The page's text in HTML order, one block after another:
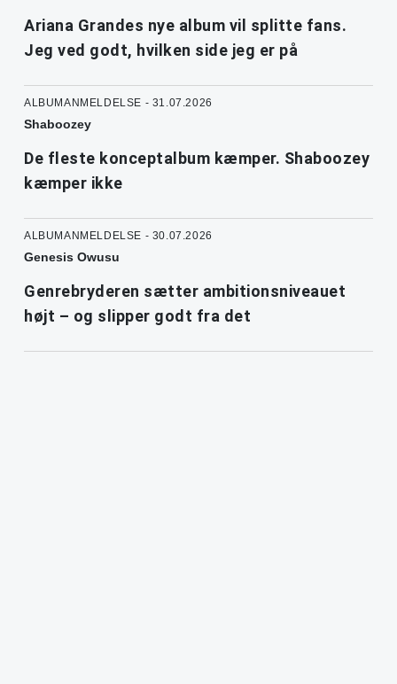
Ariana Grandes nye album vil splitte fans.
Jeg ved godt, hvilken side jeg er på
ALBUMANMELDELSE - 31.07.2026
Shaboozey
De fleste konceptalbum kæmper. Shaboozey
kæmper ikke
ALBUMANMELDELSE - 30.07.2026
Genesis Owusu
Genrebryderen sætter ambitionsniveauet
højt – og slipper godt fra det